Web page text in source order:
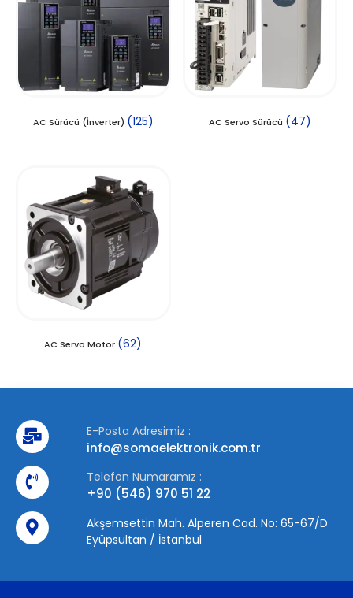
AC Sürücü (İnverter) (125) AC Servo Sürücü (47)
AC Servo Motor (62)
E-Posta Adresimiz :
info@somaelektronik.com.tr
Telefon Numaramız :
+90 (546) 970 51 22
Akşemsettin Mah. Alperen Cad. No: 65-67/D
Eyüpsultan / İstanbul